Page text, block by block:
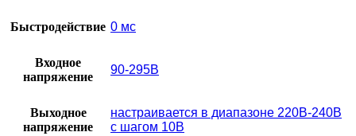
Быстродействие 0 мс
Входное
напряжение
90-295В
Выходное
напряжение
настраивается в диапазоне 220В-240В
с шагом 10В